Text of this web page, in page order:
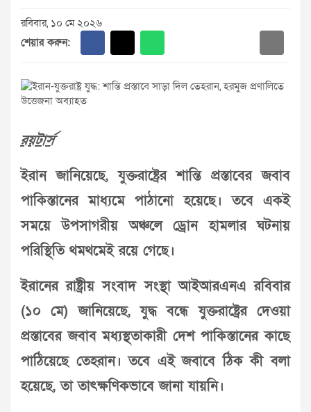
রবিবার, ১০ মে ২০২৬
শেয়ার করুন:
রয়টার্স
ইরান জানিয়েছে, যুক্তরাষ্ট্রের শান্তি প্রস্তাবের জবাব
পাকিস্তানের মাধ্যমে পাঠানো হয়েছে। তবে একই
সময়ে উপসাগরীয় অঞ্চলে ড্রোন হামলার ঘটনায়
পরিস্থিতি থমথমেই রয়ে গেছে।
ইরানের রাষ্ট্রীয় সংবাদ সংস্থা আইআরএনএ রবিবার
(১০ মে) জানিয়েছে, যুদ্ধ বন্ধে যুক্তরাষ্ট্রের দেওয়া
প্রস্তাবের জবাব মধ্যস্থতাকারী দেশ পাকিস্তানের কাছে
পাঠিয়েছে তেহরান। তবে এই জবাবে ঠিক কী বলা
হয়েছে, তা তাৎক্ষণিকভাবে জানা যায়নি।